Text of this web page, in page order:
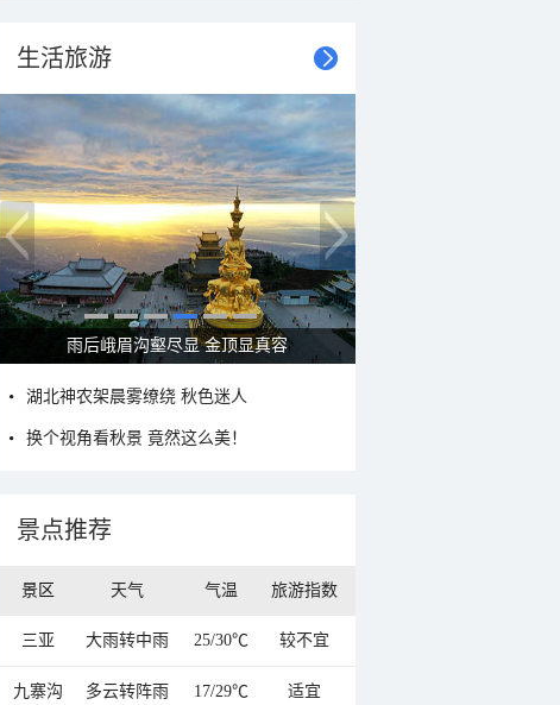
生活旅游
秋意浓 蓝天映衬下的哈尔滨伏尔加庄园
湖北神农架晨雾缭绕 秋色迷人
换个视角看秋景 竟然这么美！
景点推荐
景区 天气 气温 旅游指数
三亚 大雨转中雨 25/30℃ 较不宜
九寨沟 多云转阵雨 17/29℃ 适宜